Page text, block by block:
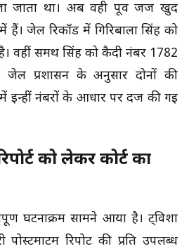
जाता था। अब वही पूर्व जज खुद
जेल रिकॉर्ड में गिरिबाला सिंह को
वहीं समर्थ सिंह को कैदी नंबर 1782
जेल प्रशासन के अनुसार दोनों की
इन्हीं नंबरों के आधार पर दर्ज की गई
को लेकर कोर्ट का
घटनाक्रम सामने आया है। ट्विशा
रिपोर्ट की प्रति उपलब्ध